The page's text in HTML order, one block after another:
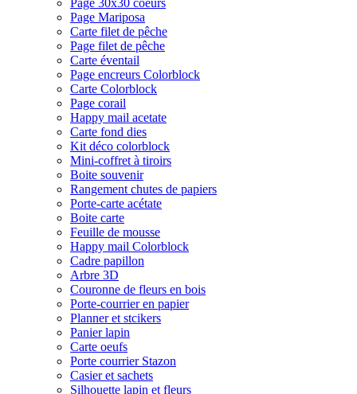
Page 30x30 coeurs
Page Mariposa
Carte filet de pêche
Page filet de pêche
Carte éventail
Page encreurs Colorblock
Carte Colorblock
Page corail
Happy mail acetate
Carte fond dies
Kit déco colorblock
Mini-coffret à tiroirs
Boite souvenir
Rangement chutes de papiers
Porte-carte acétate
Boite carte
Feuille de mousse
Happy mail Colorblock
Cadre papillon
Arbre 3D
Couronne de fleurs en bois
Porte-courrier en papier
Planner et stcikers
Panier lapin
Carte oeufs
Porte courrier Stazon
Casier et sachets
Silhouette lapin et fleurs